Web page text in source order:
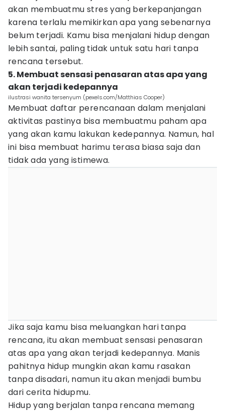
akan membuatmu stres yang berkepanjangan
karena terlalu memikirkan apa yang sebenarnya
belum terjadi. Kamu bisa menjalani hidup dengan
lebih santai, paling tidak untuk satu hari tanpa
rencana tersebut.
5. Membuat sensasi penasaran atas apa yang
akan terjadi kedepannya
ilustrasi wanita tersenyum (pexels.com/Matthias Cooper)
Membuat daftar perencanaan dalam menjalani
aktivitas pastinya bisa membuatmu paham apa
yang akan kamu lakukan kedepannya. Namun, hal
ini bisa membuat harimu terasa biasa saja dan
tidak ada yang istimewa.
Jika saja kamu bisa meluangkan hari tanpa
rencana, itu akan membuat sensasi penasaran
atas apa yang akan terjadi kedepannya. Manis
pahitnya hidup mungkin akan kamu rasakan
tanpa disadari, namun itu akan menjadi bumbu
dari cerita hidupmu.
Hidup yang berjalan tanpa rencana memang